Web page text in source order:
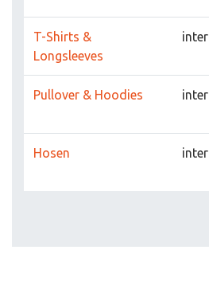
T-Shirts &
Longsleeves
Pullover & Hoodies
Hosen